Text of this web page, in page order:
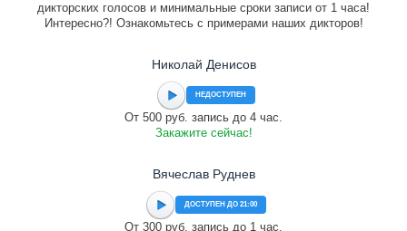
дикторских голосов и минимальные сроки записи от 1 часа!
Интересно?! Ознакомьтесь с примерами наших дикторов!
Николай Денисов
НЕДОСТУПЕН
От 500 руб. запись до 4 час.
Закажите сейчас!
Вячеслав Руднев
ДОСТУПЕН ДО 21:00
От 300 руб. запись до 1 час.